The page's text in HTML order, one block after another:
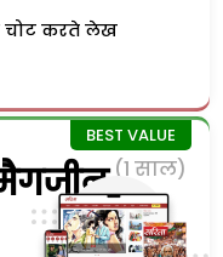
चोट करते लेख
मैगजीन (1 साल)